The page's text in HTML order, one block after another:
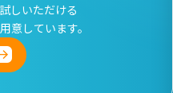
しいただける
意しています。